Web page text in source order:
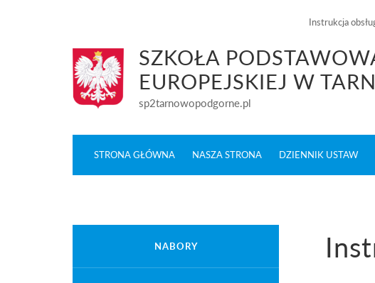
Instrukcja
SZKOŁA
EUROPEJSKIEJ W
sp2tarnowopodgorne.pl
STRONA GŁÓWNA NASZA STRONA DZIENNIK USTAW
NABORY